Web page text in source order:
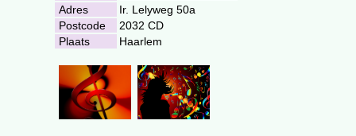
Adres
Ir. Lelyweg 50a
Postcode
2032 CD
Plaats
Haarlem